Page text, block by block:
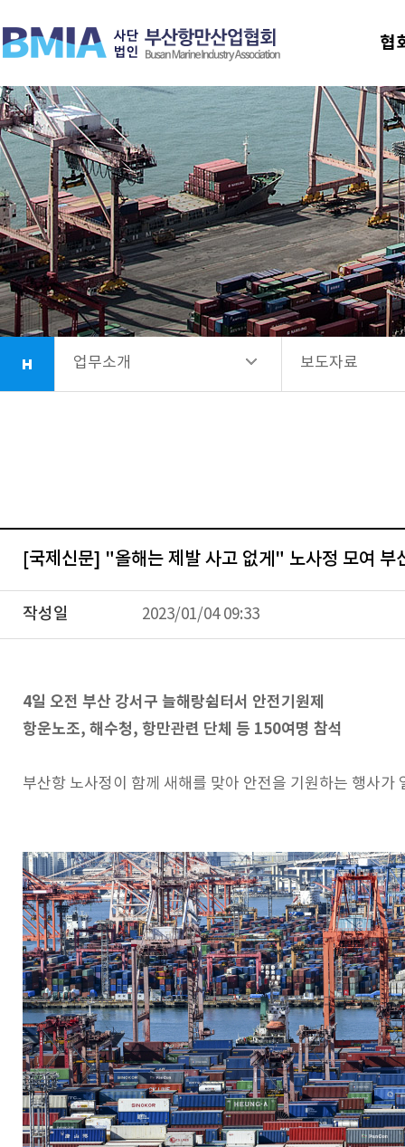
협
업무소개
업무소개
항만시설소개
회원사안내
소식정보
보도자료
협회가입 안내
보도자료
법령정보
[국제신문] "올해는 제발 사고 없게" 노사정 모여 부
작성일 2023/01/04 09:33
4일 오전 부산 강서구 늘해랑쉼터서 안전기원제
항운노조, 해수청, 항만관련 단체 등 150여명 참석
부산항 노사정이 함께 새해를 맞아 안전을 기원하는 행사가